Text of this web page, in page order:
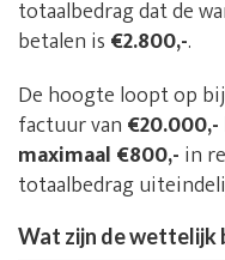
totaalbedrag dat de
betalen is €2.800,-.
De hoogte loopt op
factuur van €20.000,-
maximaal €800,- in
totaalbedrag
Wat zijn de wettelijk